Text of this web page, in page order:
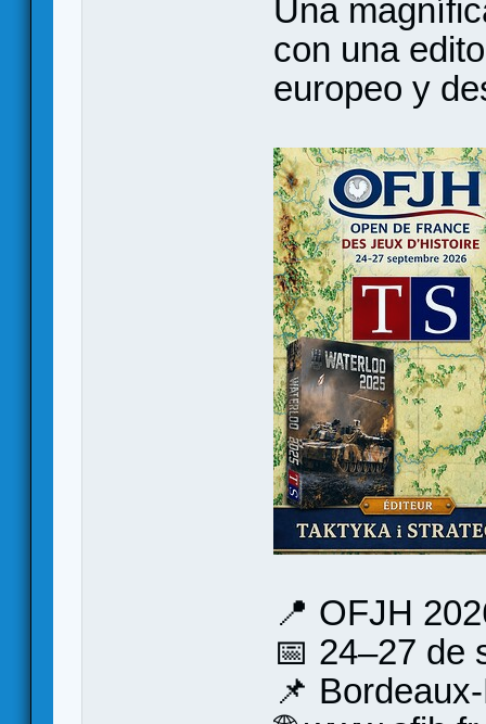
Una
con una
europeo y
📍 OFJH
📅 24–27 de
📌